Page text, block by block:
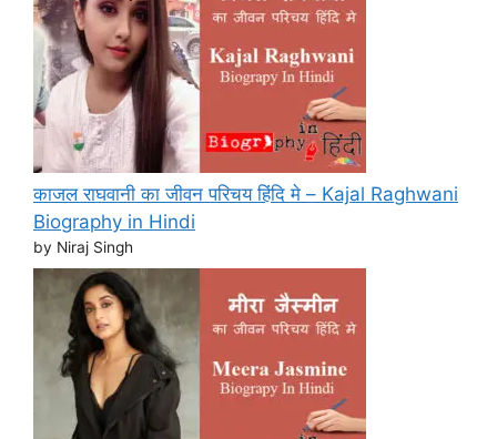
काजल राघवानी का जीवन परिचय हिंदि मे – Kajal Raghwani
Biography in Hindi
by Niraj Singh